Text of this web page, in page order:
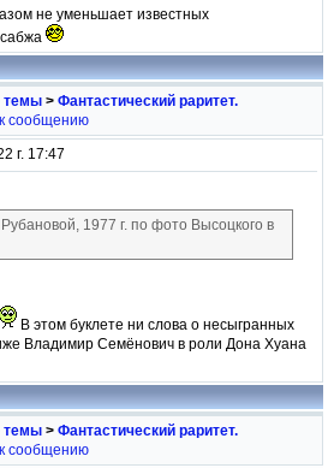
не уменьшает известных
темы > Фантастический раритет.
к сообщению
г. 17:47
1977 г. по фото Высоцкого в
В этом буклете ни слова о несыгранных
Владимир Семёнович в роли Дона Хуана
темы > Фантастический раритет.
к сообщению